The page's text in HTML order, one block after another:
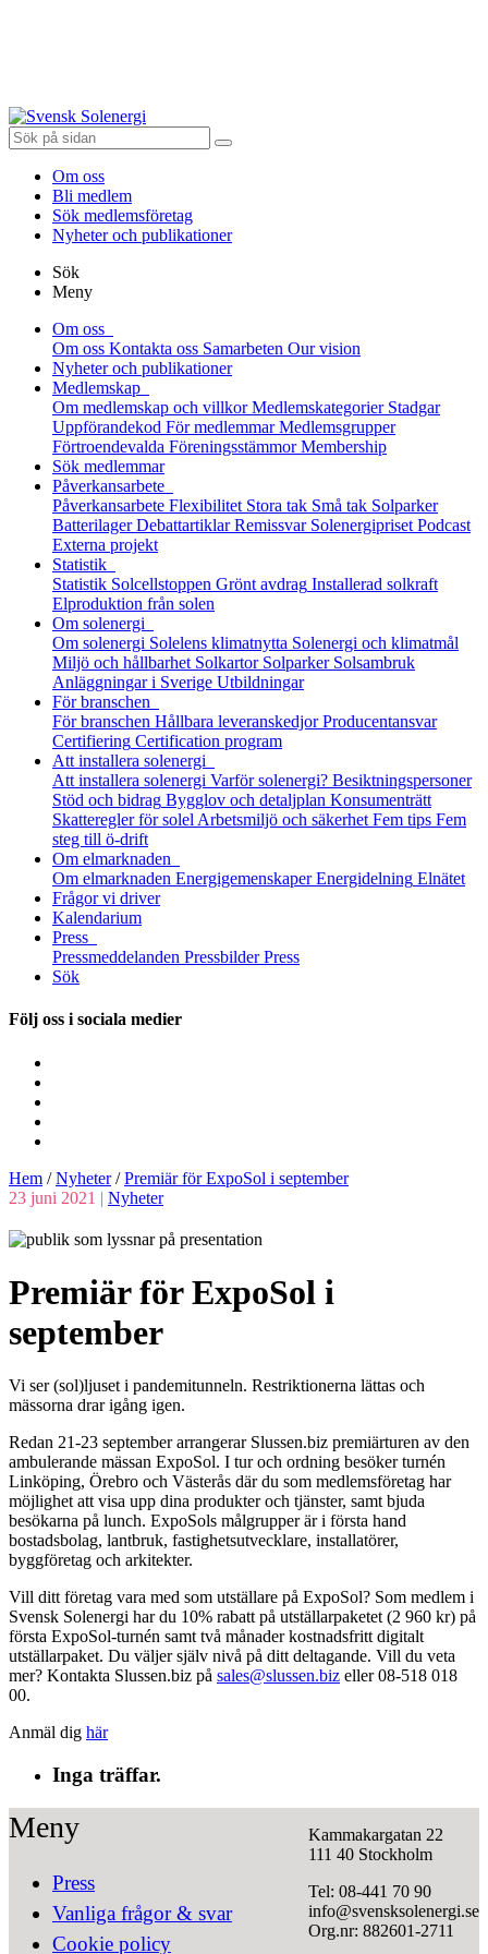
Om oss
Bli medlem
Sök medlemsföretag
Nyheter och publikationer
Sök
Meny
Om oss
Om oss Kontakta oss Samarbeten Our vision
Nyheter och publikationer
Medlemskap
Om medlemskap och villkor Medlemskategorier Stadgar
Uppförandekod För medlemmar Medlemsgrupper
Förtroendevalda Föreningsstämmor Membership
Sök medlemmar
Påverkansarbete
Påverkansarbete Flexibilitet Stora tak Små tak Solparker
Batterilager Debattartiklar Remissvar Solenergipriset Podcast
Externa projekt
Statistik
Statistik Solcellstoppen Grönt avdrag Installerad solkraft
Elproduktion från solen
Om solenergi
Om solenergi Solelens klimatnytta Solenergi och klimatmål
Miljö och hållbarhet Solkartor Solparker Solsambruk
Anläggningar i Sverige Utbildningar
För branschen
För branschen Hållbara leveranskedjor Producentansvar
Certifiering Certification program
Att installera solenergi
Att installera solenergi Varför solenergi? Besiktningspersoner
Stöd och bidrag Bygglov och detaljplan Konsumenträtt
Skatteregler för solel Arbetsmiljö och säkerhet Fem tips Fem
steg till ö-drift
Om elmarknaden
Om elmarknaden Energigemenskaper Energidelning Elnätet
Frågor vi driver
Kalendarium
Press
Pressmeddelanden Pressbilder Press
Sök
Följ oss i sociala medier
Hem /Nyheter/Premiär för ExpoSol i september
23 juni 2021 | Nyheter
Premiär för ExpoSol i
september
Vi ser (sol)ljuset i pandemitunneln. Restriktionerna lättas och
mässorna drar igång igen.
Redan 21-23 september arrangerar Slussen.biz premiärturen av den
ambulerande mässan ExpoSol. I tur och ordning besöker turnén
Linköping, Örebro och Västerås där du som medlemsföretag har
möjlighet att visa upp dina produkter och tjänster, samt bjuda
besökarna på lunch. ExpoSols målgrupper är i första hand
bostadsbolag, lantbruk, fastighetsutvecklare, installatörer,
byggföretag och arkitekter.
Vill ditt företag vara med som utställare på ExpoSol? Som medlem i
Svensk Solenergi har du 10% rabatt på utställarpaketet (2 960 kr) på
första ExpoSol-turnén samt två månader kostnadsfritt digitalt
utställarpaket. Du väljer själv nivå på ditt deltagande. Vill du veta
mer? Kontakta Slussen.biz på sales@slussen.biz eller 08-518 018
00.
Anmäl dig här
Inga träffar.
Meny
Press
Vanliga frågor & svar
Cookie policy
Kammakargatan 22
111 40 Stockholm
Tel: 08-441 70 90
info@svensksolenergi.se
Org.nr: 882601-2711